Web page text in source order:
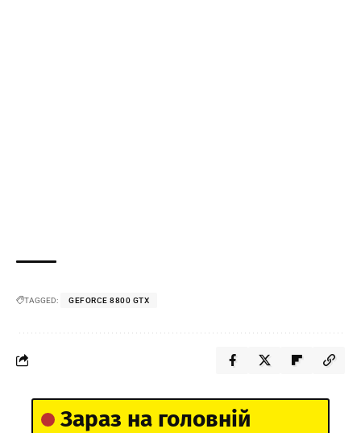
TAGGED: GEFORCE 8800 GTX
Зараз на головній